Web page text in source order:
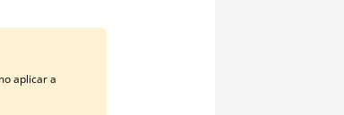
aplicar a